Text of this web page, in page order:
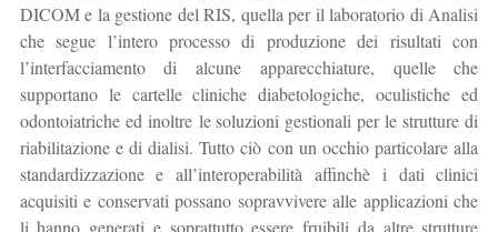
DICOM e la gestione del RIS, quella per il laboratorio di Analisi
che segue l’intero processo di produzione dei risultati con
l’interfacciamento di alcune apparecchiature, quelle che
supportano le cartelle cliniche diabetologiche, oculistiche ed
odontoiatriche ed inoltre le soluzioni gestionali per le strutture di
riabilitazione e di dialisi. Tutto ciò con un occhio particolare alla
standardizzazione e all’interoperabilità affinchè i dati clinici
acquisiti e conservati possano sopravvivere alle applicazioni che
li hanno generati e soprattutto essere fruibili da altre strutture